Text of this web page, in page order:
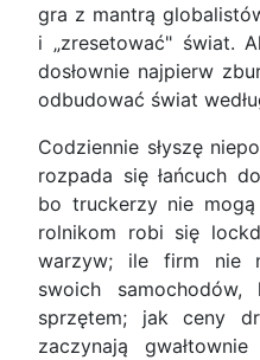
gra z mantrą
i „zresetować" świat.
dosłownie najpierw
odbudować świat
Codziennie słyszę
rozpada się łańcuch
bo truckerzy nie
rolnikom robi się
warzyw; ile firm nie
swoich
sprzętem; jak ceny
zaczynają